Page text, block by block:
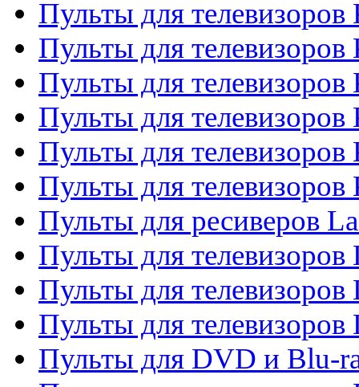
Пульты для
Пульты для телевизоров
Пульты для телевизоров
Пульты для телевизоров
Пульты для
Пульты для
Пульты для ресиверов
Пульты для телевизоров
Пульты для телевизоров
Пульты для телевизоров
Пульты для DVD и Blu-